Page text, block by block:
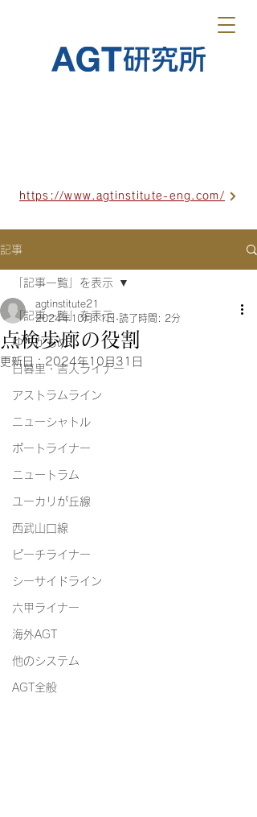
https://www.agtinstitute-eng.com/
記事
「記事一覧」を表示
ゆりかもめ
日暮里・舎人ライナー
アストラムライン
ニューシャトル
ポートライナー
ニュートラム
ユーカリが丘線
西武山口線
ピーチライナー
シーサイドライン
六甲ライナー
海外AGT
他のシステム
AGT全般
「記事一覧」を表示
点検歩廊の役割
agtinstitute21
2024年10月11日 読了時間: 2分
更新日：2024年10月31日